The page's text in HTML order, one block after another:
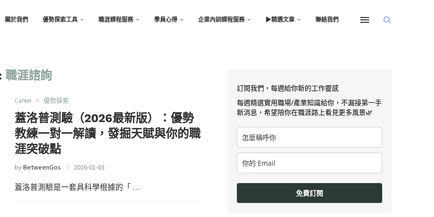
關於我們 優勢探索工具 職涯課程服務 學員心得 企業內訓課程服務 ▶︎精選文章 聯絡我們
職涯諮詢
Career 優勢探索
蓋洛普測驗（2026最新版）：優勢
教練一對一解讀，發掘天賦與你的職
涯突破點
byBetweenGos 2026-01-03
蓋洛普測驗是一套具科學根據的「 …
訂閱我們，每週給你新的工作靈感
每週精選實用職場/產業知識給你，不漏接第一手
新消息，希望陪你在職涯路上看見更多風景🌿
免費訂閱